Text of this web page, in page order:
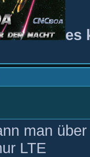
es
man
LTE